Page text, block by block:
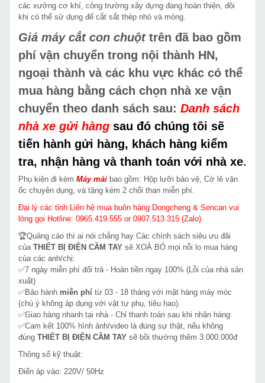
các xưởng cơ khí, công trường xây dựng đang hoàn thiện, đôi
khi có thể sử dụng để cắt sắt thép nhỏ và mỏng.
Giá máy cắt con chuộttrên đã bao gồm
phí vận chuyển trong nội thành HN,
ngoại thành và các khu vực khác có thể
mua hàng bằng cách chọn nhà xe vận
chuyển theo danh sách sau: Danh sách
nhà xe gửi hàng sau đó chúng tôi sẽ
tiến hành gửi hàng, khách hàng kiểm
tra, nhận hàng và thanh toán với nhà xe.
Phụ kiện đi kèm Máy mài bao gồm: Hộp lưỡi bảo vệ, Cờ lê vặn
ốc chuyên dụng, và tặng kèm 2 chổi than miễn phí.
Đại lý các tỉnh Liên hệ mua buôn hàng Dongcheng & Sencan vui
lòng gọi Hotline: 0965.419.555 or 0907.513.315 (Zalo)
🏆Quảng cáo thì ai nói chẳng hay Các chính sách siêu ưu đãi
của THIẾT BỊ ĐIỆN CẦM TAY sẽ XOÁ BỎ mọi nỗi lo mua hàng
của các anh/chị:
✅7 ngày miễn phí đổi trả - Hoàn tiền ngay 100% (Lỗi của nhà sản
xuất)
✅Bảo hành miễn phí từ 03 - 18 tháng với mặt hàng máy móc
(chú ý không áp dụng với vật tư phụ, tiêu hao).
✅Giao hàng nhanh tại nhà - Chỉ thanh toán sau khi nhận hàng
✅Cam kết 100% hình ảnh/video là đúng sự thật, nếu không
đúng THIẾT BỊ ĐIỆN CẦM TAY sẽ bồi thường thêm 3.000.000đ
Thông số kỹ thuật:
Điến áp vào: 220V/ 50Hz